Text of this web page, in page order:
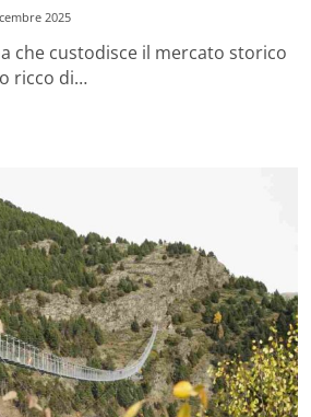
2025
che custodisce il mercato storico
ricco di…